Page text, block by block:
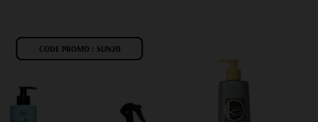
CODE PROMO : SUN20